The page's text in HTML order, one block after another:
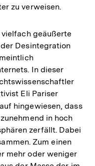
zu verweisen.
geäußerte
Desintegration
In dieser
Eli Pariser
hingewiesen, dass
in hoch
zerfällt. Dabei
Zum einen
mehr oder weniger